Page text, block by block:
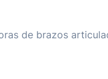
de brazos